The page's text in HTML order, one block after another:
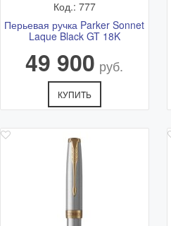
Код.: 777
Перьевая ручка Parker Sonnet
Laque Black GT 18K
49 900 руб.
КУПИТЬ